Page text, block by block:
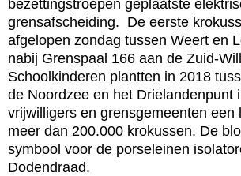
bezettingstroepen geplaatste
grensafscheiding. De eerste
afgelopen zondag tussen Weert en
nabij Grenspaal 166 aan de Zuid-
Schoolkinderen plantten in 2018
de Noordzee en het Drielandenpunt
vrijwilligers en grensgemeenten een
meer dan 200.000 krokussen. De
symbool voor de porseleinen
Dodendraad.